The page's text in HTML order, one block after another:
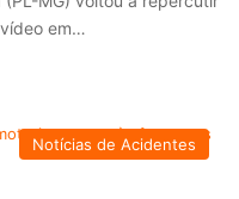
em…
Notícias de Acidentes